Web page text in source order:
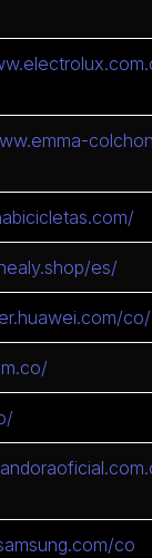
es/
co/
co